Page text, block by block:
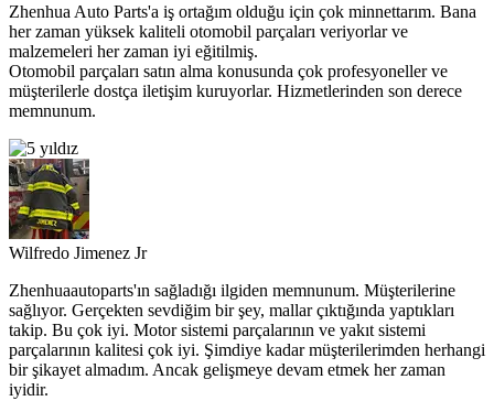
Zhenhua Auto Parts'a iş ortağım olduğu için çok minnettarım. Bana
her zaman yüksek kaliteli otomobil parçaları veriyorlar ve
malzemeleri her zaman iyi eğitilmiş.
Otomobil parçaları satın alma konusunda çok profesyoneller ve
müşterilerle dostça iletişim kuruyorlar. Hizmetlerinden son derece
memnunum.
Wilfredo Jimenez Jr
Zhenhuaautoparts'ın sağladığı ilgiden memnunum. Müşterilerine
sağlıyor. Gerçekten sevdiğim bir şey, mallar çıktığında yaptıkları
takip. Bu çok iyi. Motor sistemi parçalarının ve yakıt sistemi
parçalarının kalitesi çok iyi. Şimdiye kadar müşterilerimden herhangi
bir şikayet almadım. Ancak gelişmeye devam etmek her zaman
iyidir.